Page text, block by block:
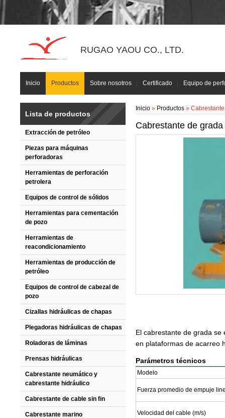
RUGAO YAOU CO., LTD.
Inicio Productos Sobre nosotros Certificado Equipo de
Lista de productos
Extracción de petróleo
Piezas para máquinas
perforadoras
Herramientas de perforación
petrolera
Equipos de control de sólidos
Herramientas para cementación
de pozo
Herramientas de
reacondicionamiento
Herramientas de producción de
petróleo
Equipos de control de cabezal de
pozo
Cizallas hidráulicas de chapas
Plegadoras hidráulicas de chapas
Roladoras de láminas
Prensas hidráulicas
Cabrestante neumático y
cabrestante hidráulico
Cabrestante de cable sin fin
Cabrestante marino
Inicio » Productos »
Cabrestante de grada
El cabrestante de grada
en plataformas de acarreo
Parámetros técnicos
Modelo
Fuerza promedio de empuje
Velocidad del cable (m/s)